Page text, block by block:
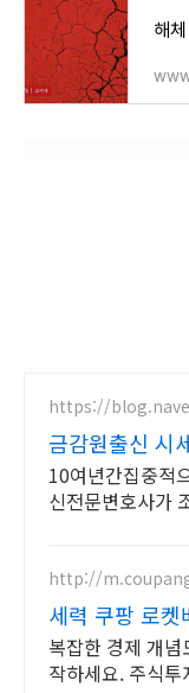
https://
금감원출신 시
10여년간집중적
신전문변호사가
70여명전문가협
http://
세력 쿠팡 로켓
복잡한 경제 개
작하세요. 주식